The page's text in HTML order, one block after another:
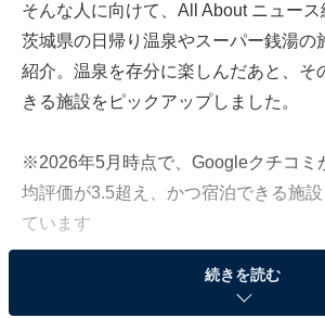
そんな人に向けて、All About ニュー
茨城県の日帰り温泉やスーパー銭湯の
紹介。温泉を存分に楽しんだあと、そ
きる施設をピックアップしました。
※2026年5月時点で、Googleクチコミ
均評価が3.5超え、かつ宿泊できる施
ています
＞各施設の営業時間と料金をチェック
続きを読む